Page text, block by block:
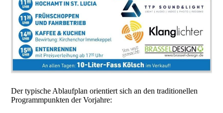
Der typische Ablaufplan orientiert sich an den traditionellen
Programmpunkten der Vorjahre: